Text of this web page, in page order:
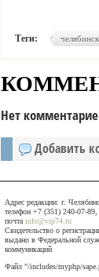
Теги: челябинск
Нет
Добавить
Адрес редакции: г.
телефон +7 (351) 240-07-89,
почта info@vip74.ru
Свидетельство о
выдано в Федеральной
коммуникаций
Файл "/includes/myphp/